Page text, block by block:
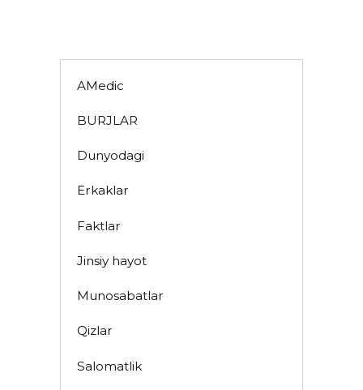
AMedic
BURJLAR
Dunyodagi
Erkaklar
Faktlar
Jinsiy hayot
Munosabatlar
Qizlar
Salomatlik